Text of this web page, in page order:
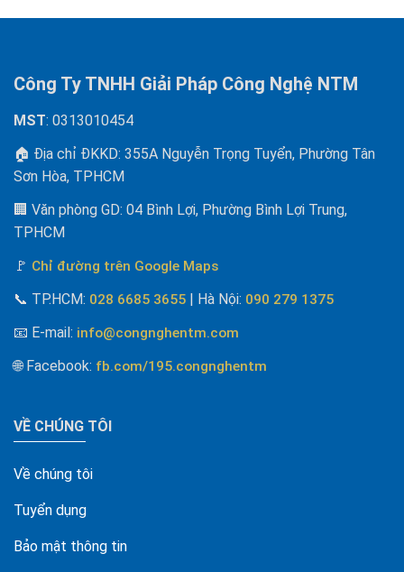
Công Ty TNHH Giải Pháp Công Nghệ NTM
MST: 0313010454
🏠 Địa chỉ ĐKKD: 355A Nguyễn Trọng Tuyển, Phường Tân
Sơn Hòa, TPHCM
🏢 Văn phòng GD: 04 Bình Lợi, Phường Bình Lợi Trung,
TPHCM
🚩 Chỉ đường trên Google Maps
📞 TP.HCM: 028 6685 3655 | Hà Nội: 090 279 1375
📧 E-mail: info@congnghentm.com
🌐 Facebook: fb.com/195.congnghentm
VỀ CHÚNG TÔI
Về chúng tôi
Tuyển dụng
Bảo mật thông tin